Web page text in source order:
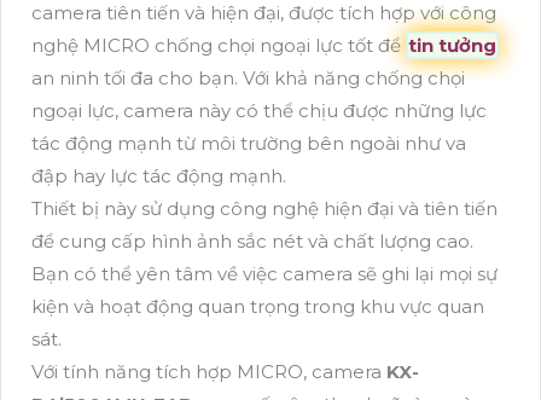
camera tiên tiến và hiện đại, được tích hợp với công
nghệ MICRO chống chọi ngoại lực tốt để tin tưởng
an ninh tối đa cho bạn. Với khả năng chống chọi
ngoại lực, camera này có thể chịu được những lực
tác động mạnh từ môi trường bên ngoài như va
đập hay lực tác động mạnh.
Thiết bị này sử dụng công nghệ hiện đại và tiên tiến
để cung cấp hình ảnh sắc nét và chất lượng cao.
Bạn có thể yên tâm về việc camera sẽ ghi lại mọi sự
kiện và hoạt động quan trọng trong khu vực quan
sát.
Với tính năng tích hợp MICRO, camera KX-